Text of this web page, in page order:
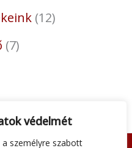
védelmét
személyre szabott
12
7